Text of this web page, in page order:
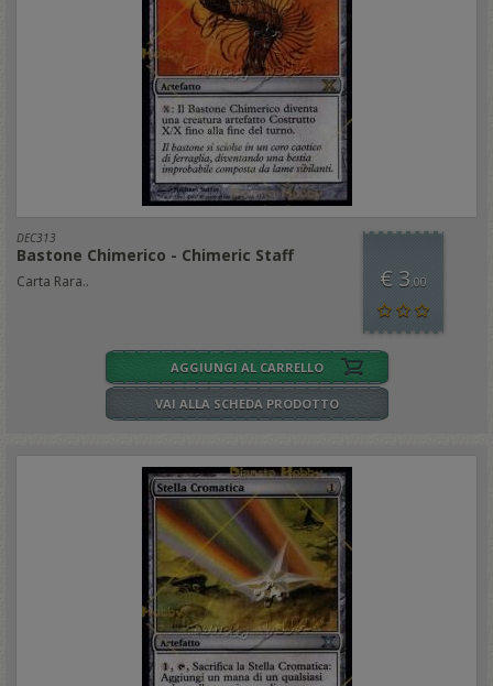
DEC313
Bastone Chimerico - Chimeric Staff
Carta Rara.. € 3,00
AGGIUNGI AL CARRELLO
VAI ALLA SCHEDA PRODOTTO